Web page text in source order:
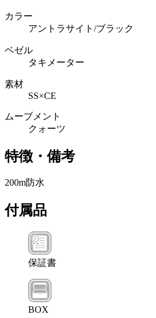
カラー
アントラサイト/ブラック
ベゼル
タキメーター
素材
SS×CE
ムーブメント
クォーツ
特徴・備考
200m防水
付属品
保証書
BOX